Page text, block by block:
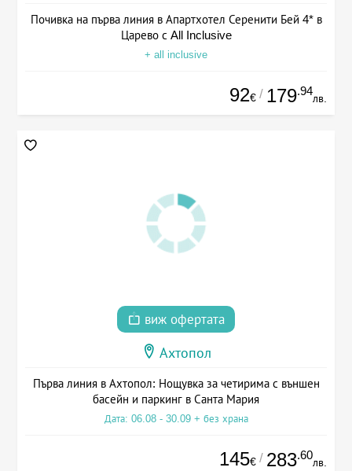
Почивка на първа линия в Апартхотел Серенити Бей 4* в
Царево с All Inclusive
+ all inclusive
92€ / 179.94
лв.
виж офертата
Ахтопол
Първа линия в Ахтопол: Нощувка за четирима с външен
басейн и паркинг в Санта Мария
Дата: 06.08 - 30.09 + без храна
145€ / 283.60
лв.